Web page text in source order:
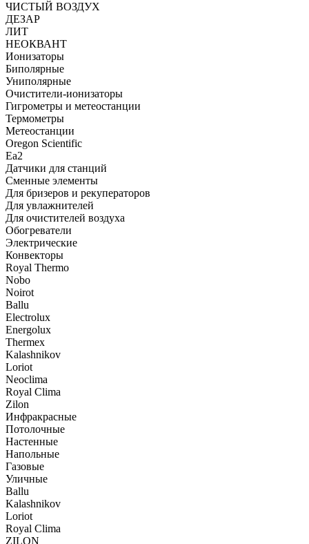
ЧИСТЫЙ ВОЗДУХ
ДЕЗАР
ЛИТ
НЕОКВАНТ
Ионизаторы
Биполярные
Униполярные
Очистители-ионизаторы
Гигрометры и метеостанции
Термометры
Метеостанции
Oregon Scientific
Ea2
Датчики для станций
Сменные элементы
Для бризеров и рекуператоров
Для увлажнителей
Для очистителей воздуха
Обогреватели
Электрические
Конвекторы
Royal Thermo
Nobo
Noirot
Ballu
Electrolux
Energolux
Тhermex
Kalashnikov
Loriot
Neoclima
Royal Clima
Zilon
Инфракрасные
Потолочные
Настенные
Напольные
Газовые
Уличные
Ballu
Kalashnikov
Loriot
Royal Clima
ZILON